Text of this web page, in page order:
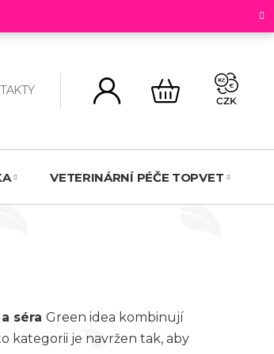
NÁKUPNÍ
KOŠÍK
CZK
VETERINÁRNÍ PÉČE TOPVET
séra Green idea kombinují
kategorii je navržen tak, aby